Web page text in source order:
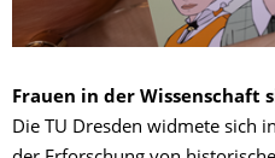
Frauen in der Wissenschaft
Die TU Dresden widmete sich